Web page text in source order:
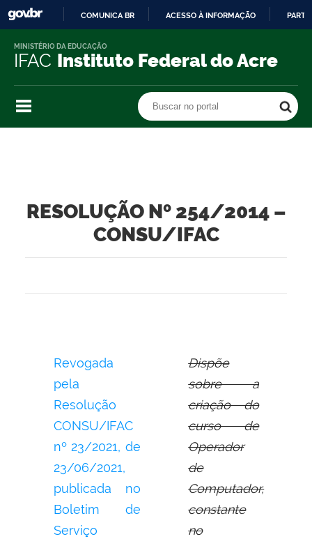
O
COMUNICA BR ACESSO À INFORMAÇÃO
IFAC Instituto Federal do Acre
MINISTÉRIO DA EDUCAÇÃO
Buscar no portal
RESOLUÇÃO Nº 254/2014 –
CONSU/IFAC
Revogada
pela
Resolução
CONSU/IFAC
nº 23/2021, de
23/06/2021,
publicada no
Boletim de
Serviço
Dispõe
sobre a
criação do
curso de
Operador
de
Computador,
constante
no